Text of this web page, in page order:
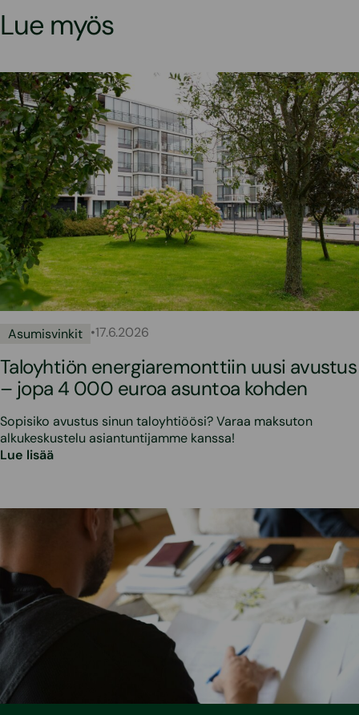
Lue myös
Asumisvinkit •17.6.2026
Taloyhtiön energiaremonttiin uusi avustus
– jopa 4 000 euroa asuntoa kohden
Sopisiko avustus sinun taloyhtiöösi? Varaa maksuton
alkukeskustelu asiantuntijamme kanssa!
Lue lisää